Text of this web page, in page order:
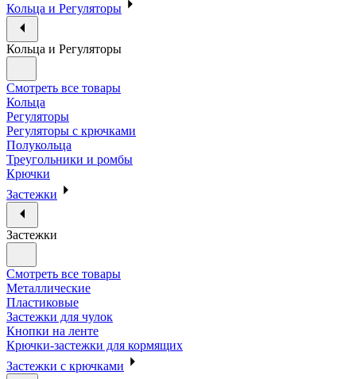
Кольца и Регуляторы
Кольца и Регуляторы
Смотреть все товары
Кольца
Регуляторы
Регуляторы с крючками
Полукольца
Треугольники и ромбы
Крючки
Застежки
Застежки
Смотреть все товары
Металлические
Пластиковые
Застежки для чулок
Кнопки на ленте
Крючки-застежки для кормящих
Застежки с крючками